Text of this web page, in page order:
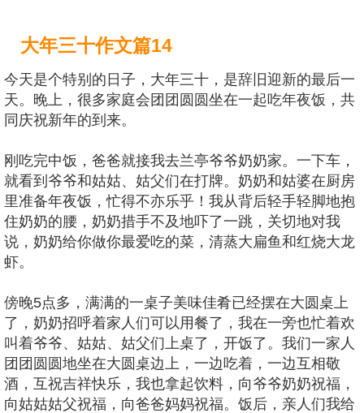
大年三十作文篇14
今天是个特别的日子，大年三十，是辞旧迎新的最后一
天。晚上，很多家庭会团团圆圆坐在一起吃年夜饭，共
同庆祝新年的到来。
刚吃完中饭，爸爸就接我去兰亭爷爷奶奶家。一下车，
就看到爷爷和姑姑、姑父们在打牌。奶奶和姑婆在厨房
里准备年夜饭，忙得不亦乐乎！我从背后轻手轻脚地抱
住奶奶的腰，奶奶措手不及地吓了一跳，关切地对我
说，奶奶给你做你最爱吃的菜，清蒸大扁鱼和红烧大龙
虾。
傍晚5点多，满满的一桌子美味佳肴已经摆在大圆桌上
了，奶奶招呼着家人们可以用餐了，我在一旁也忙着欢
叫着爷爷、姑姑、姑父们上桌了，开饭了。我们一家人
团团圆圆地坐在大圆桌边上，一边吃着，一边互相敬
酒，互祝吉祥快乐，我也拿起饮料，向爷爷奶奶祝福，
向姑姑姑父祝福，向爸爸妈妈祝福。饭后，亲人们我给